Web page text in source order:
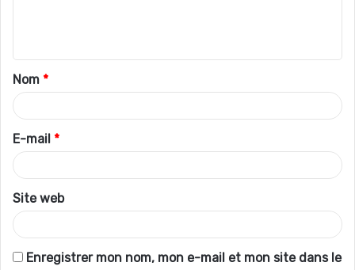
t
a
i
r
e
*
Nom *
E-mail *
Site web
Enregistrer mon nom, mon e-mail et mon site dans le